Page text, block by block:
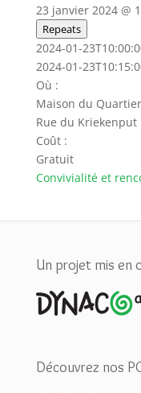
23 janvier 2024 @
Repeats
2024-01-
2024-01-
Où :
Maison du
Rue du Kriekenput
Coût :
Gratuit
Convivialité et
Un projet mis en
Découvrez nos